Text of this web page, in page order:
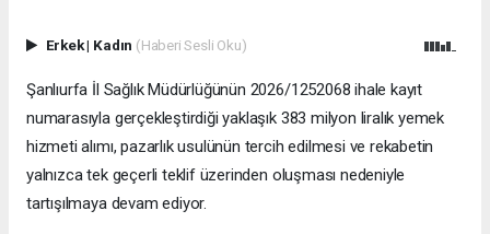
Erkek| Kadın (Haberi Sesli Oku)
Şanlıurfa İl Sağlık Müdürlüğünün 2026/1252068 ihale kayıt
numarasıyla gerçekleştirdiği yaklaşık 383 milyon liralık yemek
hizmeti alımı, pazarlık usulünün tercih edilmesi ve rekabetin
yalnızca tek geçerli teklif üzerinden oluşması nedeniyle
tartışılmaya devam ediyor.